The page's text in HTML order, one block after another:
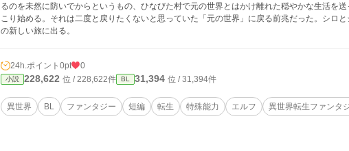
るのを未然に防いでからというもの、ひなびた村で元の世界とはかけ離れた穏やかな生活を
こり始める。それは二度と戻りたくないと思っていた「元の世界」に戻る前兆だった。シロ
の新しい旅に出る。
24h.ポイント 0pt 0
小説 228,622 位 / 228,622件 BL 31,394 位 / 31,394件
異世界 BL ファンタジー 短編 転生 特殊能力 エルフ 異世界転生ファンタ